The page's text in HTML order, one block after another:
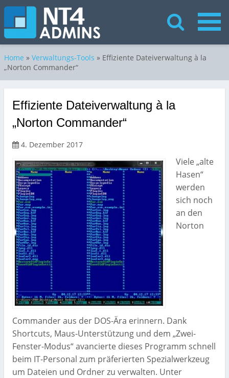
Home » Verwaltungs-Tools » Effiziente Dateiverwaltung à la
„Norton Commander“
Effiziente Dateiverwaltung à la
„Norton Commander“
4. Dezember 2017
Viele „alte
Hasen“
werden
sich noch
an den
Norton
Commander aus der DOS-Ära erinnern. Dank
Shortcuts, Maus-Unterstützung und dem „Zwei-
Fenster-Modus“ avancierte dieses Programm schnell
beim IT-Personal zum präferierten Spezialwerkzeug
um Dateien und Ordner zu verwalten. Unter